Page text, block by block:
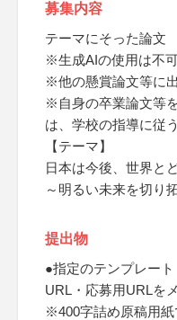
募集内容
テーマにそった論文
※生成AIの使用は不
※他の懸賞論文等に
※自身の卒業論文等
は、学校の指導に従
【テーマ】
日本は今後、世界と
～明るい未来を切り
提出物
●指定のテンプレー
URL・応募用URLを
※400字詰め原稿用紙